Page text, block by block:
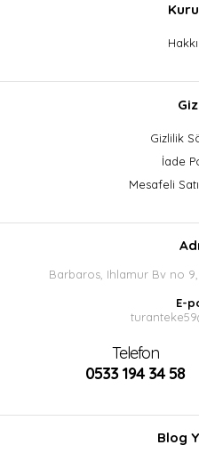
Gizlilik
İade
Mesafeli
Barbaros, Ihlamur Bv no
E-
Telefon
0533 194 34 58
Blog